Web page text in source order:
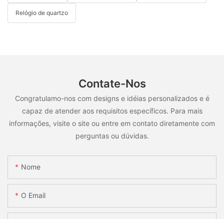
Relógio de quartzo
Contate-Nos
Congratulamo-nos com designs e idéias personalizados e é
capaz de atender aos requisitos específicos. Para mais
informações, visite o site ou entre em contato diretamente com
perguntas ou dúvidas.
Nome
O Email